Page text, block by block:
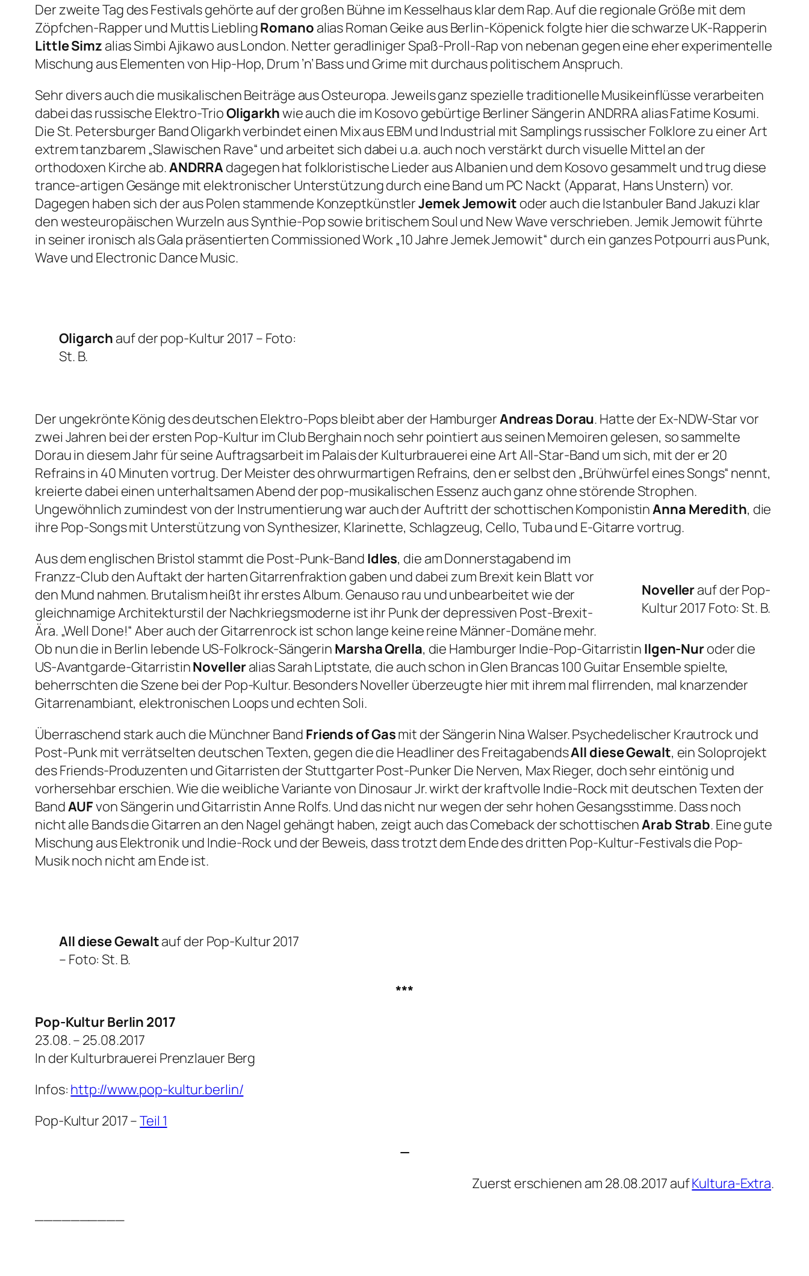
Der zweite Tag des Festivals gehörte auf der großen Bühne im Kesselhaus klar dem Rap. Auf die regionale Größe mit dem
Zöpfchen-Rapper und Muttis LieblingRomano alias Roman Geike aus Berlin-Köpenick folgte hier die schwarze UK-Rapperin
Little Simz alias Simbi Ajikawo aus London. Netter geradliniger Spaß-Proll-Rap von nebenan gegen eine eher experimentelle
Mischung aus Elementen von Hip-Hop, Drum ’n’ Bass und Grime mit durchaus politischem Anspruch.
Sehr divers auch die musikalischen Beiträge aus Osteuropa. Jeweils ganz spezielle traditionelle Musikeinflüsse verarbeiten
dabei das russische Elektro-TrioOligarkhwie auch die im Kosovo gebürtige Berliner Sängerin ANDRRA alias Fatime Kosumi.
Die St. Petersburger Band Oligarkh verbindet einen Mix aus EBM und Industrial mit Samplings russischer Folklore zu einer Art
extrem tanzbarem „Slawischen Rave“ und arbeitet sich dabei u.a. auch noch verstärkt durch visuelle Mittel an der
orthodoxen Kirche ab.ANDRRAdagegen hat folkloristische Lieder aus Albanien und dem Kosovo gesammelt und trug diese
trance-artigen Gesänge mit elektronischer Unterstützung durch eine Band um PC Nackt (Apparat, Hans Unstern) vor.
Dagegen haben sich der aus Polen stammende KonzeptkünstlerJemek Jemowit oder auch die Istanbuler Band Jakuzi klar
den westeuropäischen Wurzeln aus Synthie-Pop sowie britischem Soul und New Wave verschrieben. Jemik Jemowit führte
in seiner ironisch als Gala präsentierten Commissioned Work „10 Jahre Jemek Jemowit“ durch ein ganzes Potpourri aus Punk,
Wave und Electronic Dance Music.
Oligarch auf der pop-Kultur 2017 – Foto:
St. B.
Der ungekrönte König des deutschen Elektro-Pops bleibt aber der HamburgerAndreas Dorau. Hatte der Ex-NDW-Star vor
zwei Jahren bei der ersten Pop-Kultur im Club Berghain noch sehr pointiert aus seinen Memoiren gelesen, so sammelte
Dorau in diesem Jahr für seine Auftragsarbeit im Palais der Kulturbrauerei eine Art All-Star-Band um sich, mit der er 20
Refrains in 40 Minuten vortrug. Der Meister des ohrwurmartigen Refrains, den er selbst den „Brühwürfel eines Songs“ nennt,
kreierte dabei einen unterhaltsamen Abend der pop-musikalischen Essenz auch ganz ohne störende Strophen.
Ungewöhnlich zumindest von der Instrumentierung war auch der Auftritt der schottischen KomponistinAnna Meredith, die
ihre Pop-Songs mit Unterstützung von Synthesizer, Klarinette, Schlagzeug, Cello, Tuba und E-Gitarre vortrug.
Novellerauf der Pop-
Kultur 2017 Foto: St. B.
Aus dem englischen Bristol stammt die Post-Punk-Band Idles, die am Donnerstagabend im
Franzz-Club den Auftakt der harten Gitarrenfraktion gaben und dabei zum Brexit kein Blatt vor
den Mund nahmen. Brutalismheißt ihr erstes Album. Genauso rau und unbearbeitet wie der
gleichnamige Architekturstil der Nachkriegsmoderne ist ihr Punk der depressiven Post-Brexit-
Ära. „Well Done!“ Aber auch der Gitarrenrock ist schon lange keine reine Männer-Domäne mehr.
Ob nun die in Berlin lebende US-Folkrock-Sängerin Marsha Qrella, die Hamburger Indie-Pop-Gitarristin Ilgen-Nuroder die
US-Avantgarde-GitarristinNovelleralias Sarah Liptstate, die auch schon in Glen Brancas 100 Guitar Ensemble spielte,
beherrschten die Szene bei der Pop-Kultur. Besonders Noveller überzeugte hier mit ihrem mal flirrenden, mal knarzender
Gitarrenambiant, elektronischen Loops und echten Soli.
Überraschend stark auch die Münchner Band Friends of Gasmit der Sängerin Nina Walser. Psychedelischer Krautrock und
Post-Punk mit verrätselten deutschen Texten, gegen die die Headliner des FreitagabendsAll diese Gewalt, ein Soloprojekt
des Friends-Produzenten und Gitarristen der Stuttgarter Post-Punker Die Nerven, Max Rieger, doch sehr eintönig und
vorhersehbar erschien. Wie die weibliche Variante von Dinosaur Jr. wirkt der kraftvolle Indie-Rock mit deutschen Texten der
BandAUFvon Sängerin und Gitarristin Anne Rolfs. Und das nicht nur wegen der sehr hohen Gesangsstimme. Dass noch
nicht alle Bands die Gitarren an den Nagel gehängt haben, zeigt auch das Comeback der schottischenArab Strab. Eine gute
Mischung aus Elektronik und Indie-Rock und der Beweis, dass trotzt dem Ende des dritten Pop-Kultur-Festivals die Pop-
Musik noch nicht am Ende ist.
All diese Gewaltauf der Pop-Kultur 2017
– Foto: St. B.
***
Pop-Kultur Berlin 2017
23.08. – 25.08.2017
In der Kulturbrauerei Prenzlauer Berg
Infos: http://www.pop-kultur.berlin/
Pop-Kultur 2017 –Teil 1
—
Zuerst erschienen am 28.08.2017 aufKultura-Extra.